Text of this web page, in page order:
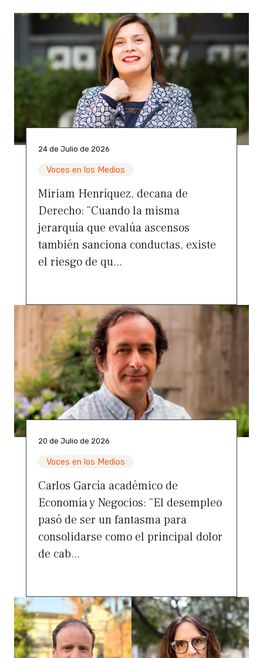
24 de Julio de 2026
Voces en los Medios
Miriam Henríquez, decana de
Derecho: “Cuando la misma
jerarquía que evalúa ascensos
también sanciona conductas, existe
el riesgo de qu...
20 de Julio de 2026
Voces en los Medios
Carlos García académico de
Economía y Negocios: “El desempleo
pasó de ser un fantasma para
consolidarse como el principal dolor
de cab...